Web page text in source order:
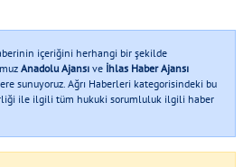
içeriğini herhangi bir şekilde
Anadolu Ajansı ve İhlas Haber Ajansı
sunuyoruz. Ağrı Haberleri kategorisindeki bu
ile ilgili tüm hukuki sorumluluk ilgili haber